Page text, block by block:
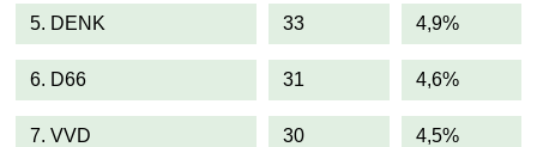
5. DENK 33 4,9%
6. D66 31 4,6%
7. VVD 30 4,5%